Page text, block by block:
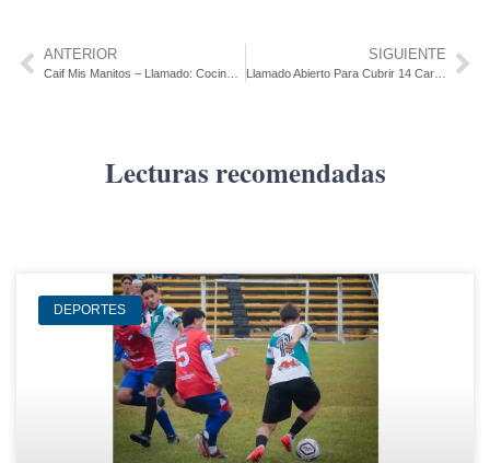
ANTERIOR SIGUIENTE
Llamado Abierto Para Cubrir 14 Cargos De Guardavidas
Lecturas recomendadas
DEPORTES